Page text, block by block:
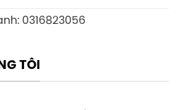
0316823056
TÔI